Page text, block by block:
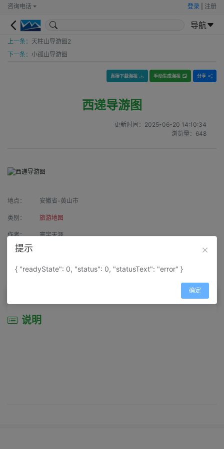
咨询电话 登录 注册
导航
上一条： 天柱山导游图2
下一条： 小孤山导游图
直接下载海报 手动生成海报 分享
西递导游图
更新时间： 2025-06-20 14:10:34
浏览量： 648
地点： 安徽省-黄山市
类别： 旅游地图
作者： 寰宇天涯
来源：
属性： 地图属性： 地图类型-景区导游图
说明
提示
{ "readyState": 0, "status": 0, "statusText": "error" }
确定